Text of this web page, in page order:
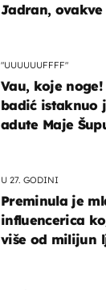
Jadran,
"UUUUUUFFFF"
Vau, koje
badić istaknuo
adute Maje
U 27. GODINI
Preminula je
influencerica
više od milijun